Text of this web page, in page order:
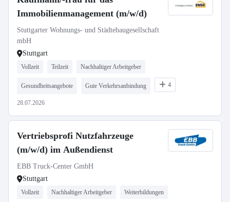
Immobilienmanagement (m/w/d)
Stuttgarter Wohnungs- und Städtebaugesellschaft
mbH
Stuttgart
Vollzeit Teilzeit Nachhaltiger Arbeitgeber
Gesundheitsangebote Gute Verkehrsanbindung 4
28.07.2026
Vertriebsprofi Nutzfahrzeuge
(m/w/d) im Außendienst
EBB Truck-Center GmbH
Stuttgart
Vollzeit Nachhaltiger Arbeitgeber Weiterbildungen